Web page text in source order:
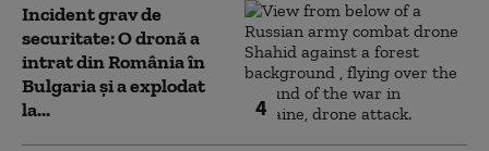
4
Incident grav de
securitate: O dronă a
intrat din România în
Bulgaria şi a explodat
la...